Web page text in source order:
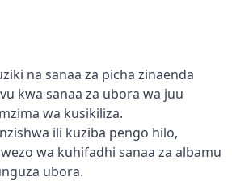
na sanaa za picha zinaenda
kwa sanaa za ubora wa juu
wa kusikiliza.
ili kuziba pengo hilo,
wa kuhifadhi sanaa za albamu
ubora.